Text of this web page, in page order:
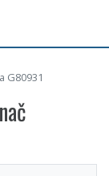
G80931